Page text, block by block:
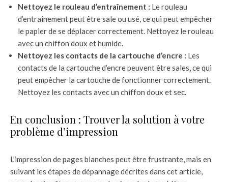
Nettoyez le rouleau d’entraînement : Le rouleau
d’entraînement peut être sale ou usé, ce qui peut empêcher
le papier de se déplacer correctement. Nettoyez le rouleau
avec un chiffon doux et humide.
Nettoyez les contacts de la cartouche d’encre : Les
contacts de la cartouche d’encre peuvent être sales, ce qui
peut empêcher la cartouche de fonctionner correctement.
Nettoyez les contacts avec un chiffon doux et sec.
En conclusion : Trouver la solution à votre
problème d’impression
L’impression de pages blanches peut être frustrante, mais en
suivant les étapes de dépannage décrites dans cet article,